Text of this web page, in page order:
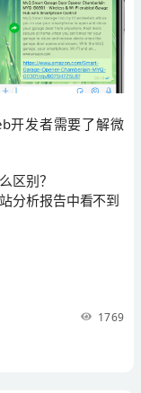
开发者需要了解微
区别？
分析报告中看不到
1769